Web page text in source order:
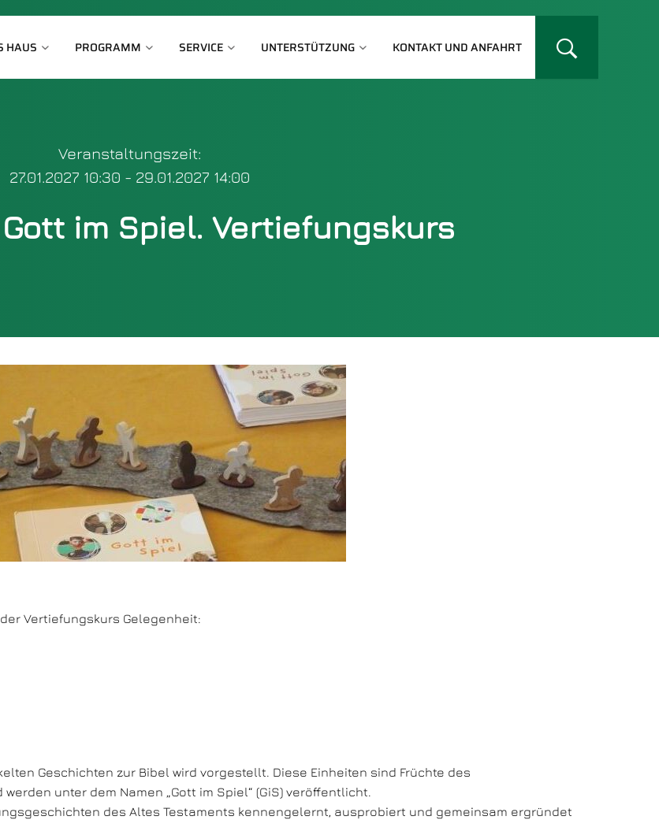
HAUS PROGRAMM SERVICE UNTERSTÜTZUNG KONTAKT UND ANFAHRT
Veranstaltungszeit:
27.01.2027 10:30 - 29.01.2027 14:00
im Spiel. Vertiefungskurs
Vertiefungskurs Gelegenheit:
Geschichten zur Bibel wird vorgestellt. Diese Einheiten sind Früchte des
unter dem Namen „Gott im Spiel“ (GiS) veröffentlicht.
des Altes Testaments kennengelernt, ausprobiert und gemeinsam ergründet